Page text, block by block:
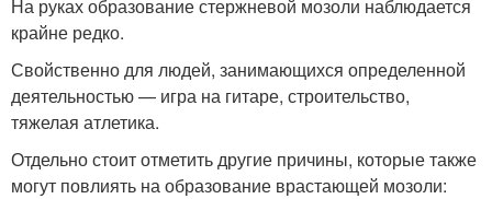
На руках образование стержневой мозоли наблюдается
крайне редко.
Свойственно для людей, занимающихся определенной
деятельностью — игра на гитаре, строительство,
тяжелая атлетика.
Отдельно стоит отметить другие причины, которые также
могут повлиять на образование врастающей мозоли: